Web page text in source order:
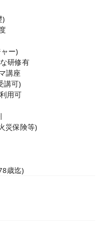
時は
)
ー)
研修有
講座
講可)
用可
災保険等)
歳迄)